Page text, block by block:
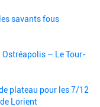
savants fous
Ostréapolis – Le Tour-
plateau pour les 7/12
Lorient